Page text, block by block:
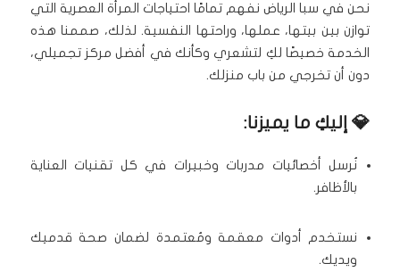
نحن في سبا الرياض نفهم تمامًا احتياجات المرأة العصرية التي
توازن بين بيتها، عملها، وراحتها النفسية. لذلك، صممنا هذه
الخدمة خصيصًا لكِ لتشعري وكأنك في أفضل مركز تجميلي،
دون أن تخرجي من باب منزلك.
💎 إليكِ ما يميزنا:
نُرسل أخصائيات مدربات وخبيرات في كل تقنيات العناية
بالأظافر.
نستخدم أدوات معقمة ومُعتمدة لضمان صحة قدميك
ويديك.